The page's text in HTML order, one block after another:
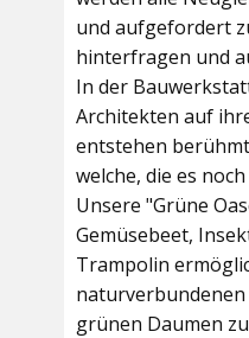
und aufgefordert
hinterfragen und
In der
Architekten auf
entstehen
welche, die es
Unsere "Grüne
Gemüsebeet,
Trampolin
grünen Daumen